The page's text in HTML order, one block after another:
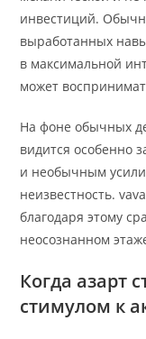
инвестиций.
выработанных
в максимальной
может
На фоне обычных
видится особенно
и необычным
неизвестность.
благодаря этому
неосознанном
Когда азарт
стимулом к